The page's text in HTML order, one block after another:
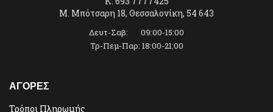
Μ. Μπότσαρη 18, Θεσσαλονίκη, 54 643
Δευτ-Σαβ: 09:00-15:00
Τρ-Πεμ-Παρ: 18:00-21:00
ΑΓΟΡΕΣ
Τρόποι Πληρωμής